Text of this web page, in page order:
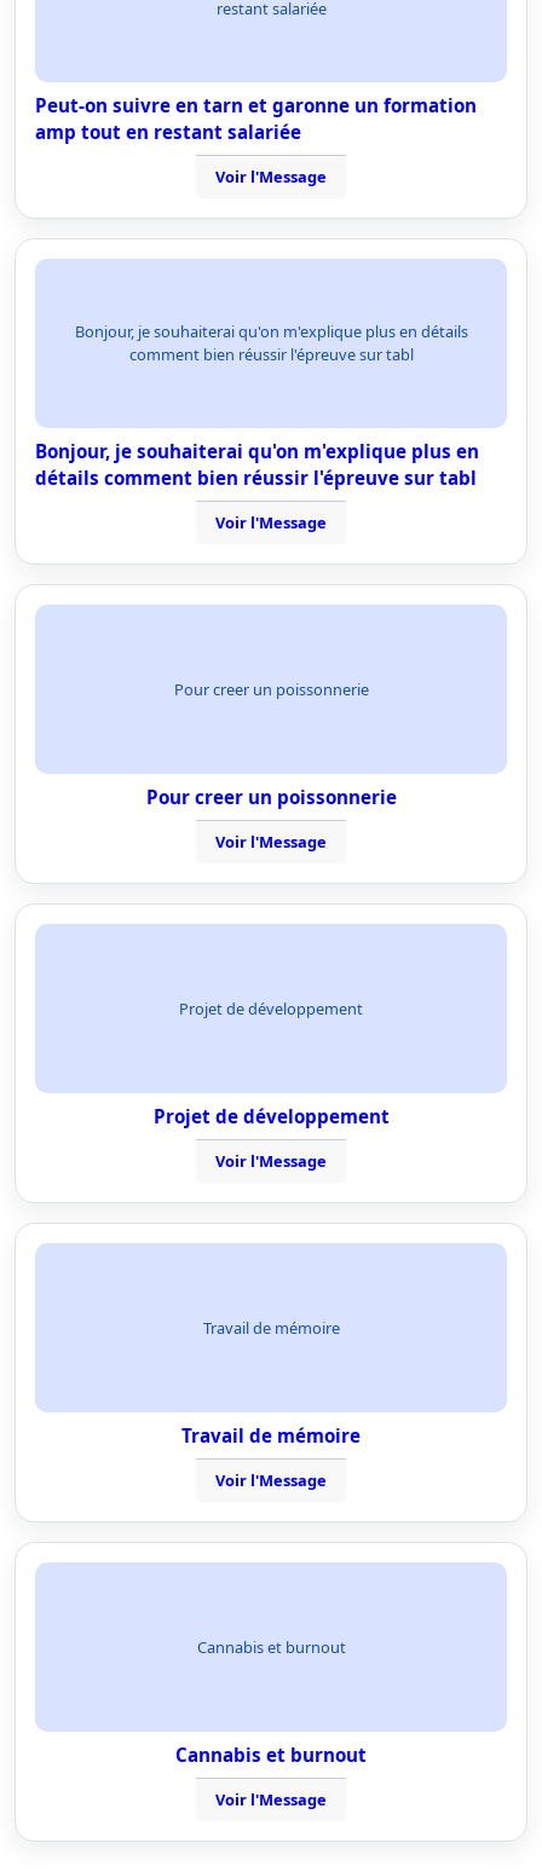
restant salariée
Peut-on suivre en tarn et garonne un formation
amp tout en restant salariée
Voir l'Message
Bonjour, je souhaiterai qu'on m'explique plus en détails
comment bien réussir l'épreuve sur tabl
Bonjour, je souhaiterai qu'on m'explique plus en
détails comment bien réussir l'épreuve sur tabl
Voir l'Message
Pour creer un poissonnerie
Pour creer un poissonnerie
Voir l'Message
Projet de développement
Projet de développement
Voir l'Message
Travail de mémoire
Travail de mémoire
Voir l'Message
Cannabis et burnout
Cannabis et burnout
Voir l'Message